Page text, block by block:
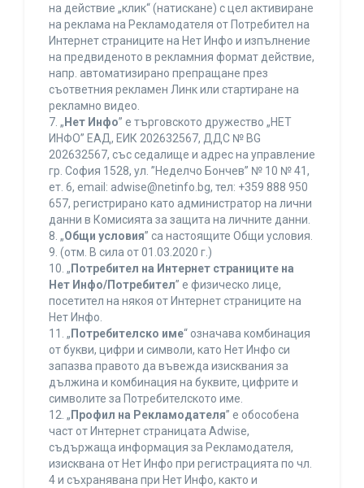
на действие „клик“ (натискане) с цел активиране
на реклама на Рекламодателя от Потребител на
Интернет страниците на Нет Инфо и изпълнение
на предвиденото в рекламния формат действие,
напр. автоматизирано препращане през
съответния рекламен Линк или стартиране на
рекламно видео.
7. „ Нет Инфо” е търговското дружество „НЕТ
ИНФО” ЕАД, ЕИК 202632567, ДДС № BG
202632567, със седалище и адрес на управление
гр. София 1528, ул. ”Неделчо Бончев” № 10 № 41,
ет. 6, еmail: adwise@netinfo.bg, тел: +359 888 950
657, регистрирано като администратор на лични
данни в Комисията за защита на личните данни.
8. „Общи условия” са настоящите Общи условия.
9. (отм. В сила от 01.03.2020 г.)
10. „ Потребител на Интернет страниците на
Нет Инфо/Потребител” е физическо лице,
посетител на някоя от Интернет страниците на
Нет Инфо.
11. „ Потребителско име“ означава комбинация
от букви, цифри и символи, като Нет Инфо си
запазва правото да въвежда изисквания за
дължина и комбинация на буквите, цифрите и
символите за Потребителското име.
12. „ Профил на Рекламодателя” е обособена
част от Интернет страницата Adwise,
съдържаща информация за Рекламодателя,
изисквана от Нет Инфо при регистрацията по чл.
4 и съхранявана при Нет Инфо, както и